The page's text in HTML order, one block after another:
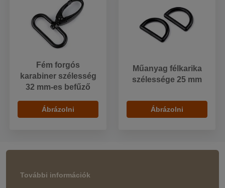
Fém forgós
karabiner szélesség
32 mm-es befűző
Ábrázolni
Műanyag félkarika
szélessége 25 mm
Ábrázolni
További információk